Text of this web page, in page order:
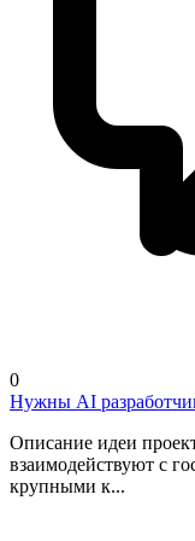
0
Нужны AI
Описание идеи
взаимодействуют с
крупными к...